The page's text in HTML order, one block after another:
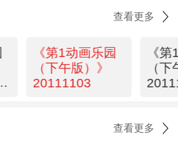
查看更多
《第1动画乐园
（下午版）》
20111103
《
（
查看更多